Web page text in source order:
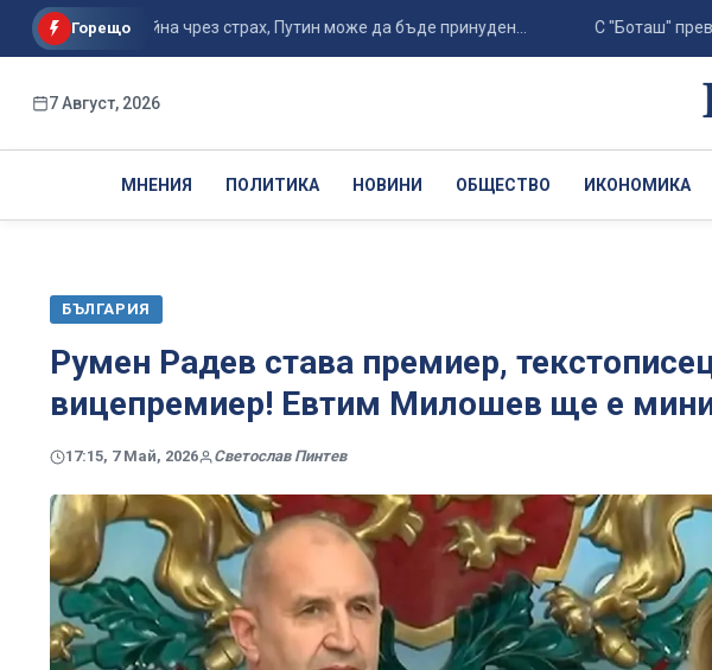
Горещо
Украйна чрез страх, Путин може да бъде принуден... С "Боташ" превърнаха
7 Август, 2026
МНЕНИЯ ПОЛИТИКА НОВИНИ ОБЩЕСТВО ИКОНОМИКА
БЪЛГАРИЯ
Румен Радев става премиер,
вицепремиер! Евтим Милошев ще е
17:15, 7 Май, 2026 Светослав Пинтев